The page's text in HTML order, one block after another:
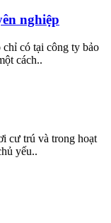
nghiệp
có tại công ty bảo
cách..
cư trú và trong hoạt
yếu..